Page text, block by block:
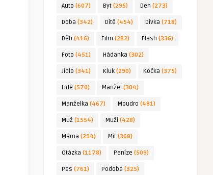
Auto (607) Byt (295) Den (273)
Doba (342) Dítě (454) Dívka (718)
Děti (416) Film (282) Flash (336)
Foto (451) Hádanka (302)
Jídlo (341) Kluk (290) Kočka (375)
Lidé (570) Manžel (304)
Manželka (467) Moudro (481)
Muž (1554) Muži (428)
Máma (294) Mít (368)
Otázka (1178) Peníze (509)
Pes (761) Podoba (325)